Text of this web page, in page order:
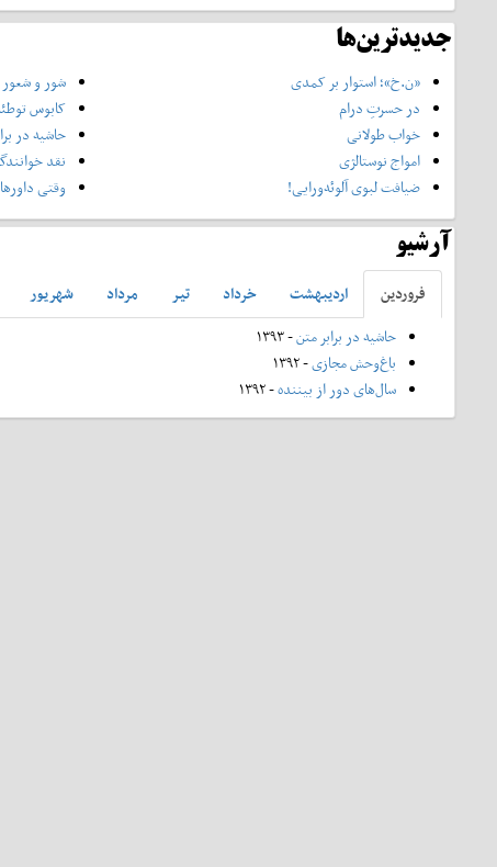
جدیدترین‌ها
«ن.خ»؛ استوار بر کمدی
در حسرتِ درام
خواب طولانی
امواج نوستالژی
ضیافت لبوی آلوئه‌ورایی!
شور و شعور
کابوس
حاشیه در
نقد
وقتی
آرشیو
فروردين ارديبهشت خرداد تير مرداد شهريور
حاشیه در برابر متن- ۱۳۹۳
باغ‌وحش مجازی- ۱۳۹۲
سال‌های دور از بیننده- ۱۳۹۲